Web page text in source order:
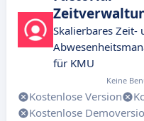
Skalierbares Zeit-
für KMU
Keine
Kostenlose Version
Kostenlose